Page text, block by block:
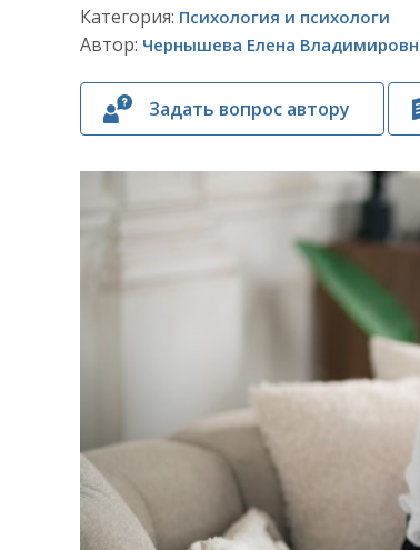
Категория: Психология и психологи
Автор: Чернышева Елена
Задать вопрос автору